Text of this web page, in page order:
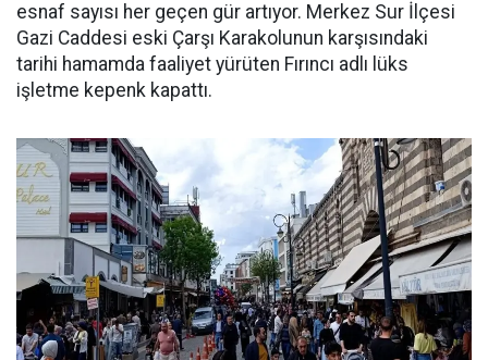
esnaf sayısı her geçen gür artıyor. Merkez Sur İlçesi
Gazi Caddesi eski Çarşı Karakolunun karşısındaki
tarihi hamamda faaliyet yürüten Fırıncı adlı lüks
işletme kepenk kapattı.